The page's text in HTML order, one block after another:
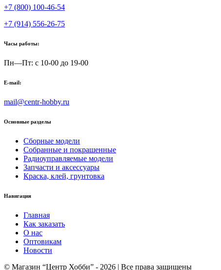
+7 (800) 100-46-54
+7 (914) 556-26-75
Часы работы:
Пн—Пт: с 10-00 до 19-00
E-mail:
mail@centr-hobby.ru
Основные разделы
Сборные модели
Собранные и покрашенные
Радиоуправляемые модели
Запчасти и аксессуары
Краска, клей, грунтовка
Навигация
Главная
Как заказать
О нас
Оптовикам
Новости
© Магазин “Центр Хобби” - 2026 | Все права защищены